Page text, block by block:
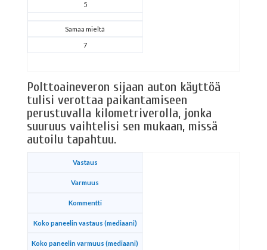
5
Samaa mieltä
7
Polttoaineveron sijaan auton käyttöä
tulisi verottaa paikantamiseen
perustuvalla kilometriverolla, jonka
suuruus vaihtelisi sen mukaan, missä
autoilu tapahtuu.
Vastaus
Varmuus
Kommentti
Koko paneelin vastaus (mediaani)
Koko paneelin varmuus (mediaani)